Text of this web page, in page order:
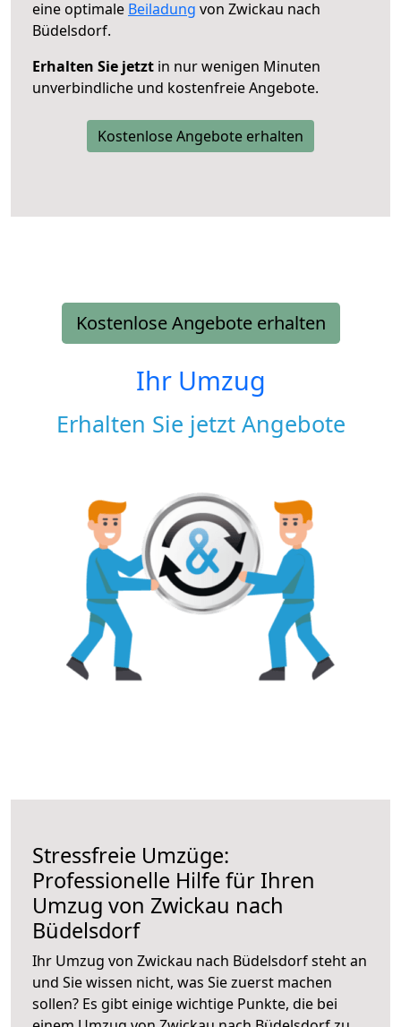
eine optimale Beiladung von Zwickau nach
Büdelsdorf.
Erhalten Sie jetzt in nur wenigen Minuten
unverbindliche und kostenfreie Angebote.
Kostenlose Angebote erhalten
Kostenlose Angebote erhalten
Ihr Umzug
Erhalten Sie jetzt Angebote
Stressfreie Umzüge:
Professionelle Hilfe für Ihren
Umzug von Zwickau nach
Büdelsdorf
Ihr Umzug von Zwickau nach Büdelsdorf steht an
und Sie wissen nicht, was Sie zuerst machen
sollen? Es gibt einige wichtige Punkte, die bei